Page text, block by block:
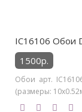
IC16106 Обои
1500р.
Обои арт.
(размеры: